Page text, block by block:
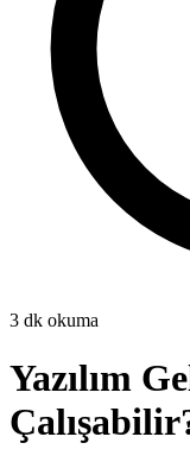
3 dk okuma
Yazılım